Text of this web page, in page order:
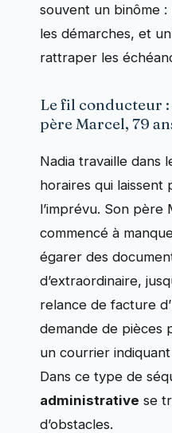
souvent un binôme
les démarches, et
rattraper les
Le fil conducteur :
père Marcel, 79
Nadia travaille dans
horaires qui laissent
l’imprévu. Son père
commencé à
égarer des
d’extraordinaire,
relance de facture
demande de pièces
un courrier
Dans ce type de
administrative se
d’obstacles.